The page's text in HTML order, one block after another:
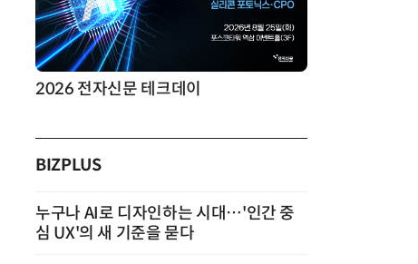
2026 전자신문 테크데이
BIZPLUS
누구나 AI로 디자인하는 시대…'인간 중
심 UX'의 새 기준을 묻다